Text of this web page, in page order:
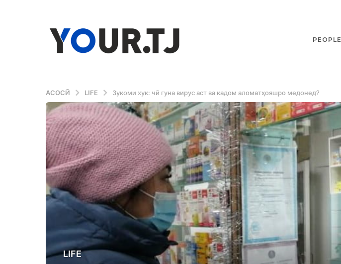
PEOPLE
АСОСӢ LIFE Зукоми хук: чӣ гуна вирус аст ва кадом аломатҳояшро медонед?
4
LIFE